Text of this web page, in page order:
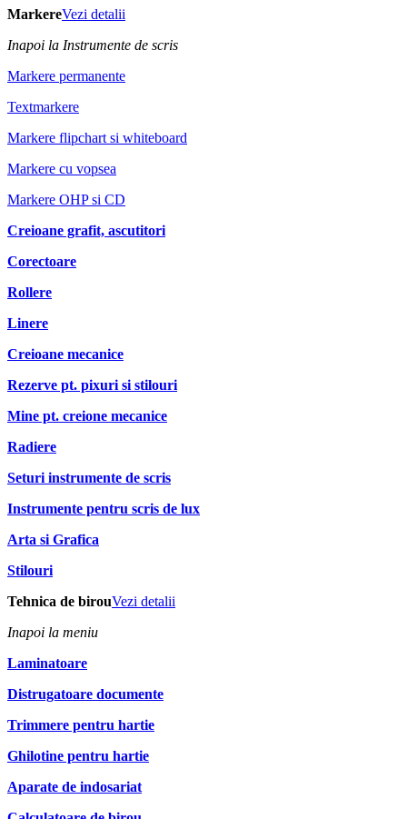
MarkereVezi detalii
Inapoi la Instrumente de scris
Markere permanente
Textmarkere
Markere flipchart si whiteboard
Markere cu vopsea
Markere OHP si CD
Creioane grafit, ascutitori
Corectoare
Rollere
Linere
Creioane mecanice
Rezerve pt. pixuri si stilouri
Mine pt. creione mecanice
Radiere
Seturi instrumente de scris
Instrumente pentru scris de lux
Arta si Grafica
Stilouri
Tehnica de birouVezi detalii
Inapoi la meniu
Laminatoare
Distrugatoare documente
Trimmere pentru hartie
Ghilotine pentru hartie
Aparate de indosariat